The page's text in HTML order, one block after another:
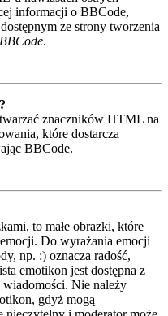
informacji o BBCode,
ze strony tworzenia
BBCode.
znaczników HTML na
które dostarcza
BBCode.
to małe obrazki, które
Do wyrażania emocji
np. :) oznacza radość,
emotikon jest dostępna z
Nie należy
gdyż mogą